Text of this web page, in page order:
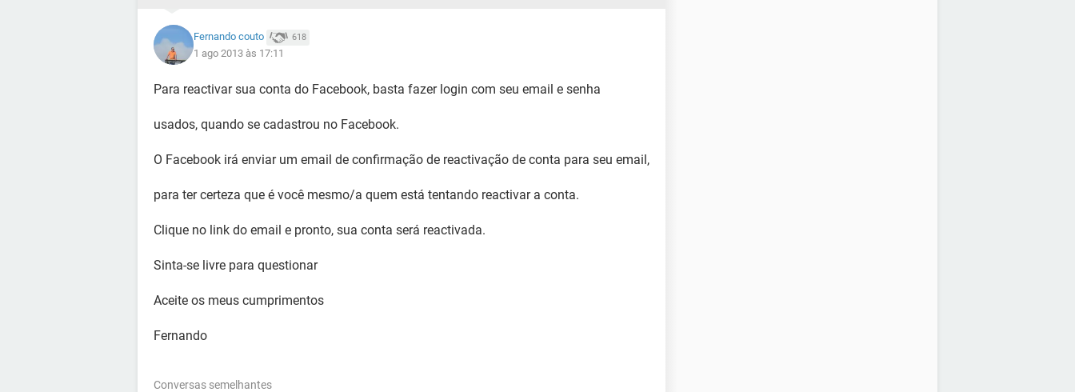
Fernando couto 618
1 ago 2013 às 17:11
Para reactivar sua conta do Facebook, basta fazer login com seu email e senha
usados, quando se cadastrou no Facebook.
O Facebook irá enviar um email de confirmação de reactivação de conta para seu email,
para ter certeza que é você mesmo/a quem está tentando reactivar a conta.
Clique no link do email e pronto, sua conta será reactivada.
Sinta-se livre para questionar
Aceite os meus cumprimentos
Fernando
Conversas semelhantes